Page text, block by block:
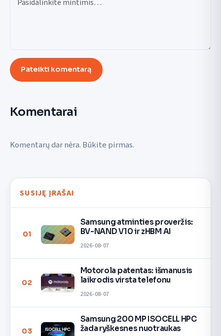
Pateikti komentarą
Komentarai
Komentarų dar nėra. Būkite pirmas.
SUSIJĘ ĮRAŠAI
01
Samsung atminties proveržis:
BV-NAND V10 ir zHBM AI
2026-08-07
02
Motorola patentas: išmanusis
laikrodis virsta telefonu
2026-08-07
03
Samsung 200 MP ISOCELL HPC
žada ryškesnes nuotraukas